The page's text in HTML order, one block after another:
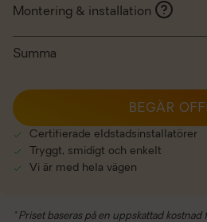
Montering & installation
Summa
Certifierade eldstadsinstallatörer
Tryggt, smidigt och enkelt
Vi är med hela vägen
BEGÄR
* Priset baseras på en uppskattad